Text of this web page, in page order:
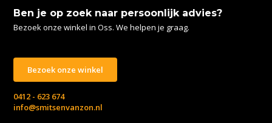
Ben je op zoek naar persoonlijk advies?
Bezoek onze winkel in Oss. We helpen je graag.
Bezoek onze winkel
0412 - 623 674
info@smitsenvanzon.nl